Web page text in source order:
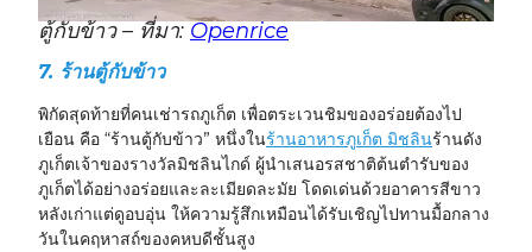
ตู้กับข้าว – ที่มา: Openrice
7. ร้านตู้กับข้าว
พิกัดสุดท้ายที่คนเช่ารถภูเก็ต เพื่อตระเวนชิมของอร่อยต้องไป
เยือน คือ “ร้านตู้กับข้าว” หนึ่งในร้านอาหารภูเก็ต มิชลินร้านดัง
ภูเก็ตเจ้าของรางวัลมิชลินไกด์ ผู้นำเสนอรสชาติต้นตำรับของ
ภูเก็ตได้อย่างอร่อยและละเมียดละมัย โดดเด่นด้วยอาคารสีขาว
หลังเก่าแต่ดูอบอุ่น ให้ความรู้สึกเหมือนได้รับเชิญไปทานมื้อกลาง
วันในคฤหาสถ์ของคหบดีชั้นสูง